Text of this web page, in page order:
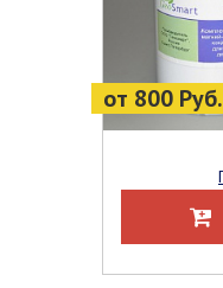
от 800 Руб.